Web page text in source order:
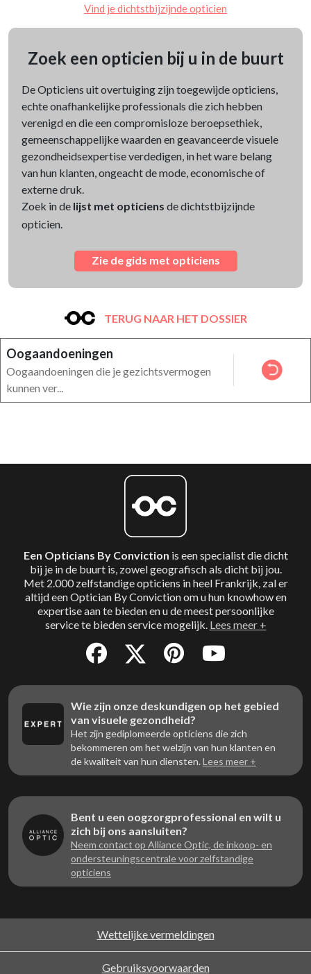
Vind je dichtstbijzijnde opticien
Zoek een opticien bij u in de buurt
De Opticiens uit overtuiging zijn toegewijde opticiens,
echte onafhankelijke professionals die zich hebben
verenigd en die een compromisloze beroepsethiek,
gemeenschappelijke waarden en geavanceerde visuele
gezondheidsexpertise verdedigen, in het ware belang
van hun klanten, ongeacht de mode, economische of
externe druk.
Zoek in de lijst met opticiens de dichtstbijzijnde
opticien.
Zie de gids met opticiens
TERUG NAAR HET DOSSIER
Oogaandoeningen
Oogaandoeningen die je gezichtsvermogen
kunnen ver...
Een Opticians By Conviction is een specialist die dicht
bij je in de buurt is, zowel geografisch als dicht bij jou.
Met 2.000 zelfstandige opticiens in heel Frankrijk, zal er
altijd een Optician By Conviction om u hun knowhow en
expertise aan te bieden en u de meest persoonlijke
service te bieden service mogelijk. Lees meer +
Wie zijn onze deskundigen op het gebied
van visuele gezondheid?
Het zijn gediplomeerde opticiens die zich
bekommeren om het welzijn van hun klanten en
de kwaliteit van hun diensten. Lees meer +
Bent u een oogzorgprofessional en wilt u
zich bij ons aansluiten?
Neem contact op Alliance Optic, de inkoop- en
ondersteuningscentrale voor zelfstandige
opticiens
Wettelijke vermeldingen
Gebruiksvoorwaarden